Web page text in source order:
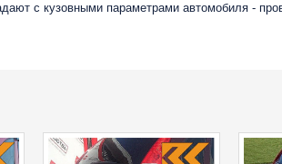
с кузовными параметрами автомобиля -